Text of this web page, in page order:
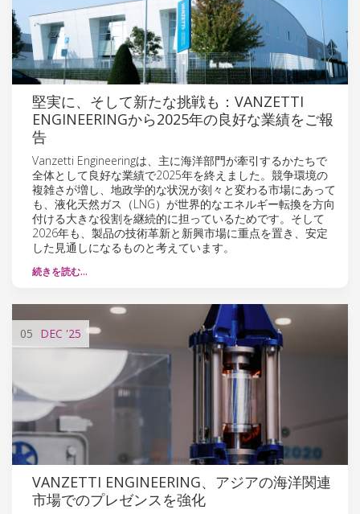
堅実に、そして新たな挑戦も：VANZETTI
ENGINEERINGから2025年の良好な業績をご報
告
Vanzetti Engineeringは、主に海洋部門が牽引するかたちで
全体として良好な業績で2025年を終えました。競争環境の
複雑さが増し、地政学的な状況が刻々と変わる市場にあって
も、液化天然ガス（LNG）が世界的なエネルギー転換を方向
付ける大きな役割を継続的に担っているためです。そして
2026年も、製品の技術革新と新興市場に重点を置き、安定
した見通しになるものと考えています。
続きを読む…
05 DEC '25
VANZETTI ENGINEERING、アジアの海洋関連
市場でのプレゼンスを強化